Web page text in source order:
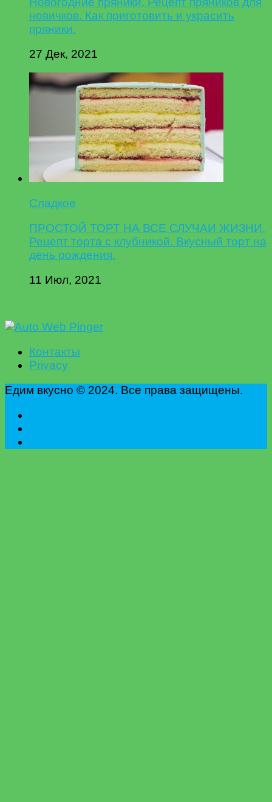
новичков. Как приготовить и украсить
пряники.
27 Дек, 2021
Сладкое
ПРОСТОЙ ТОРТ НА ВСЕ СЛУЧАИ ЖИЗНИ.
Рецепт торта с клубникой. Вкусный торт на
день рождения.
11 Июл, 2021
Контакты
Privacy
Едим вкусно © 2024. Все права защищены.